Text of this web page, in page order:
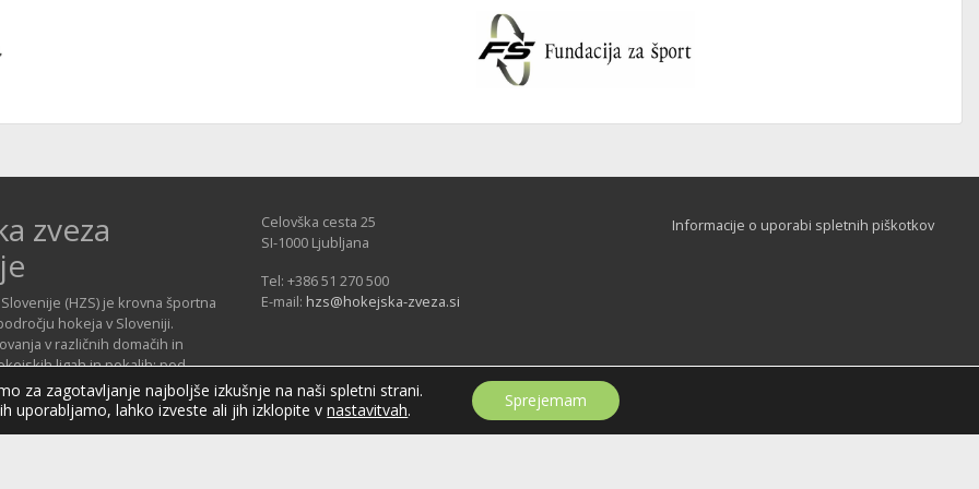
zveza
(HZS) je krovna športna
hokeja v Sloveniji.
v različnih domačih in
ligah in pokalih; pod
tudi slovenske hokejske
Celovška cesta 25
SI-1000 Ljubljana
Tel: +386 51 270 500
E-mail: hzs@hokejska-zveza.si
Informacije o uporabi spletnih piškotkov
za zagotavljanje najboljše izkušnje na naši spletni strani.
uporabljamo, lahko izveste ali jih izklopite vnastavitvah. Sprejemam